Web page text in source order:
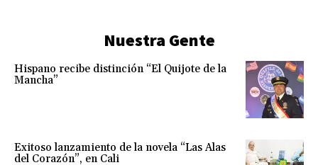
Nuestra Gente
Hispano recibe distinción “El Quijote de la
Mancha”
Exitoso lanzamiento de la novela “Las Alas
del Corazón”, en Cali